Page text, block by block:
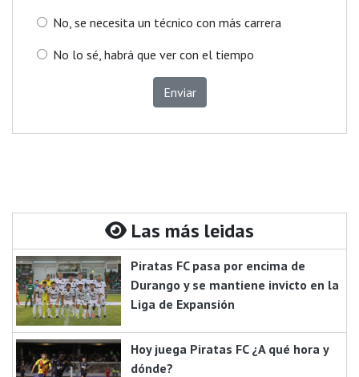
No, se necesita un técnico con más carrera
No lo sé, habrá que ver con el tiempo
Enviar
Las más leidas
Piratas FC pasa por encima de
Durango y se mantiene invicto en la
Liga de Expansión
Hoy juega Piratas FC ¿A qué hora y
dónde?